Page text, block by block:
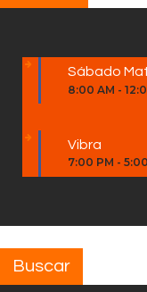
Sábado
8:00 AM -
Vibra
7:00 PM -
Buscar